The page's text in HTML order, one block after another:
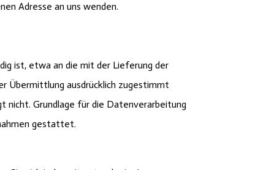
Adresse an uns wenden.
ist, etwa an die mit der Lieferung der
Übermittlung ausdrücklich zugestimmt
nicht. Grundlage für die Datenverarbeitung
gestattet.